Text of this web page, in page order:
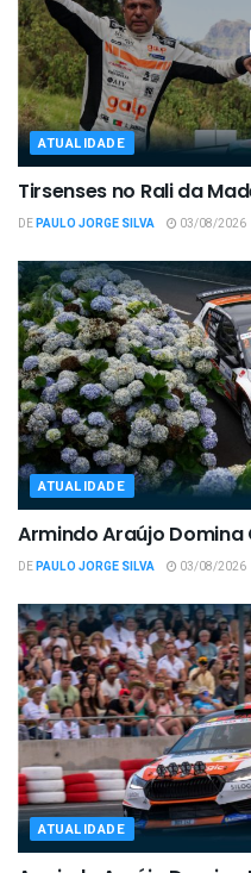
ATUALIDADE
Tirsenses no Rali da
DEPAULO JORGE SILVA 03/08/2026
ATUALIDADE
Armindo Araújo
DEPAULO JORGE SILVA 03/08/2026
ATUALIDADE